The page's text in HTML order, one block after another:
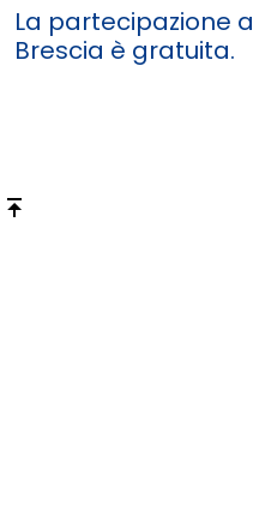
La partecipazione a
Brescia è gratuita.